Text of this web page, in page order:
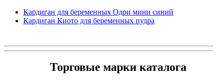
Кардиган для беременных Одри мини синий
Кардиган Киото для беременных пудра
Торговые марки каталога